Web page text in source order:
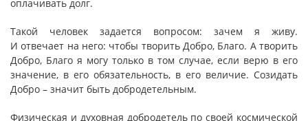
оплачивать долг.
Такой человек задается вопросом: зачем я живу.
И отвечает на него: чтобы творить Добро, Благо. А творить
Добро, Благо я могу только в том случае, если верю в его
значение, в его обязательность, в его величие. Созидать
Добро – значит быть добродетельным.
Физическая и духовная добродетель по своей космической